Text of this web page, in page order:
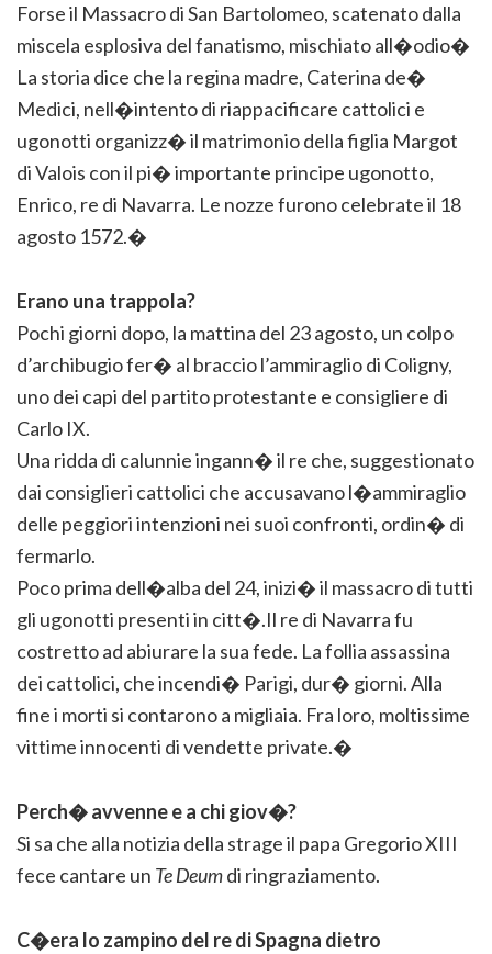
Forse il Massacro di San Bartolomeo, scatenato dalla
miscela esplosiva del fanatismo, mischiato all�odio�
La storia dice che la regina madre, Caterina de�
Medici, nell�intento di riappacificare cattolici e
ugonotti organizz� il matrimonio della figlia Margot
di Valois con il pi� importante principe ugonotto,
Enrico, re di Navarra. Le nozze furono celebrate il 18
agosto 1572.�
Erano una trappola?
Pochi giorni dopo, la mattina del 23 agosto, un colpo
d’archibugio fer� al braccio l’ammiraglio di Coligny,
uno dei capi del partito protestante e consigliere di
Carlo IX.
Una ridda di calunnie ingann� il re che, suggestionato
dai consiglieri cattolici che accusavano l�ammiraglio
delle peggiori intenzioni nei suoi confronti, ordin� di
fermarlo.
Poco prima dell�alba del 24, inizi� il massacro di tutti
gli ugonotti presenti in citt�.Il re di Navarra fu
costretto ad abiurare la sua fede. La follia assassina
dei cattolici, che incendi� Parigi, dur� giorni. Alla
fine i morti si contarono a migliaia. Fra loro, moltissime
vittime innocenti di vendette private.�
Perch� avvenne e a chi giov�?
Si sa che alla notizia della strage il papa Gregorio XIII
fece cantare un Te Deumdi ringraziamento.
C�era lo zampino del re di Spagna dietro